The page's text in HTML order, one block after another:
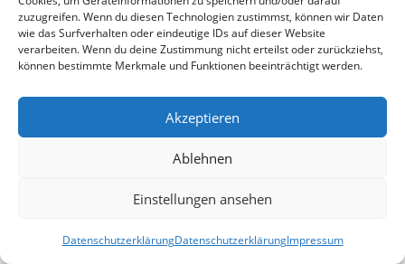
zuzugreifen. Wenn du diesen Technologien zustimmst, können wir Daten
wie das Surfverhalten oder eindeutige IDs auf dieser Website
verarbeiten. Wenn du deine Zustimmung nicht erteilst oder zurückziehst,
können bestimmte Merkmale und Funktionen beeinträchtigt werden.
Akzeptieren
Ablehnen
Einstellungen ansehen
DatenschutzerklärungDatenschutzerklärungImpressum
Auch Influencer(innen) brauchen
echten Urlaub
Österreich Werbung schickt sie in die